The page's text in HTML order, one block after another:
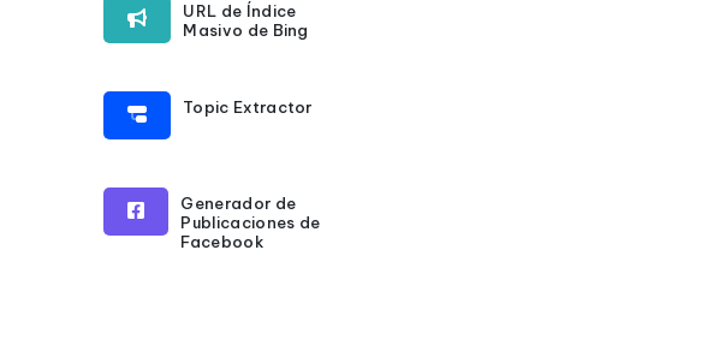
URL de Índice
Masivo de Bing
Topic Extractor
Generador de
Publicaciones de
Facebook